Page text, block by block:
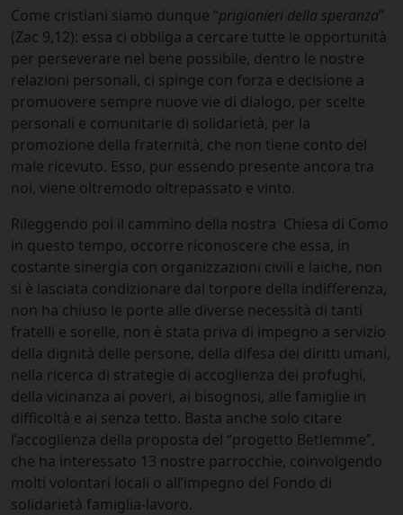
Come cristiani siamo dunque “prigionieri della speranza”
(Zac 9,12): essa ci obbliga a cercare tutte le opportunità
per perseverare nel bene possibile, dentro le nostre
relazioni personali, ci spinge con forza e decisione a
promuovere sempre nuove vie di dialogo, per scelte
personali e comunitarie di solidarietà, per la
promozione della fraternità, che non tiene conto del
male ricevuto. Esso, pur essendo presente ancora tra
noi, viene oltremodo oltrepassato e vinto.
Rileggendo poi il cammino della nostra Chiesa di Como
in questo tempo, occorre riconoscere che essa, in
costante sinergia con organizzazioni civili e laiche, non
si è lasciata condizionare dal torpore della indifferenza,
non ha chiuso le porte alle diverse necessità di tanti
fratelli e sorelle, non è stata priva di impegno a servizio
della dignità delle persone, della difesa dei diritti umani,
nella ricerca di strategie di accoglienza dei profughi,
della vicinanza ai poveri, ai bisognosi, alle famiglie in
difficoltà e ai senza tetto. Basta anche solo citare
l’accoglienza della proposta del “progetto Betlemme”,
che ha interessato 13 nostre parrocchie, coinvolgendo
molti volontari locali o all’impegno del Fondo di
solidarietà famiglia-lavoro.